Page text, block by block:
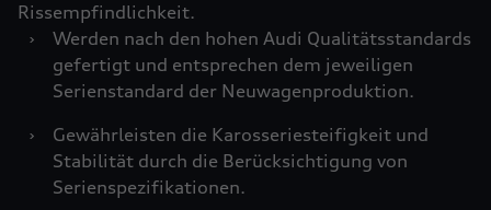
Rissempfindlichkeit.
›
Werden nach den hohen Audi Qualitätsstandards
gefertigt und entsprechen dem jeweiligen
Serienstandard der Neuwagenproduktion.
›
Gewährleisten die Karosseriesteifigkeit und
Stabilität durch die Berücksichtigung von
Serienspezifikationen.